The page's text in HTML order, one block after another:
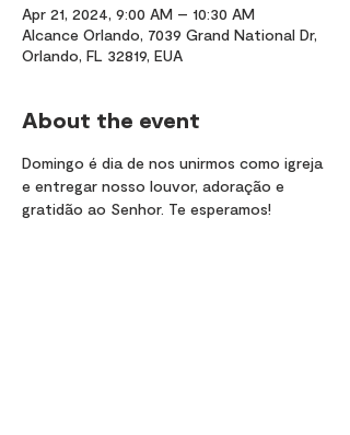
Apr 21, 2024, 9:00 AM – 10:30 AM
Alcance Orlando, 7039 Grand National Dr,
Orlando, FL 32819, EUA
About the event
Domingo é dia de nos unirmos como igreja
e entregar nosso louvor, adoração e
gratidão ao Senhor. Te esperamos!